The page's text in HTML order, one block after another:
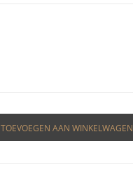
TOEVOEGEN AAN WINKELWAGEN